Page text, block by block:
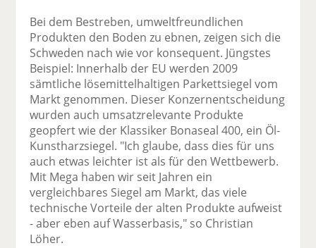
Bei dem Bestreben, umweltfreundlichen
Produkten den Boden zu ebnen, zeigen sich die
Schweden nach wie vor konsequent. Jüngstes
Beispiel: Innerhalb der EU werden 2009
sämtliche lösemittelhaltigen Parkettsiegel vom
Markt genommen. Dieser Konzernentscheidung
wurden auch umsatzrelevante Produkte
geopfert wie der Klassiker Bonaseal 400, ein Öl-
Kunstharzsiegel. "Ich glaube, dass dies für uns
auch etwas leichter ist als für den Wettbewerb.
Mit Mega haben wir seit Jahren ein
vergleichbares Siegel am Markt, das viele
technische Vorteile der alten Produkte aufweist
- aber eben auf Wasserbasis," so Christian
Löher.